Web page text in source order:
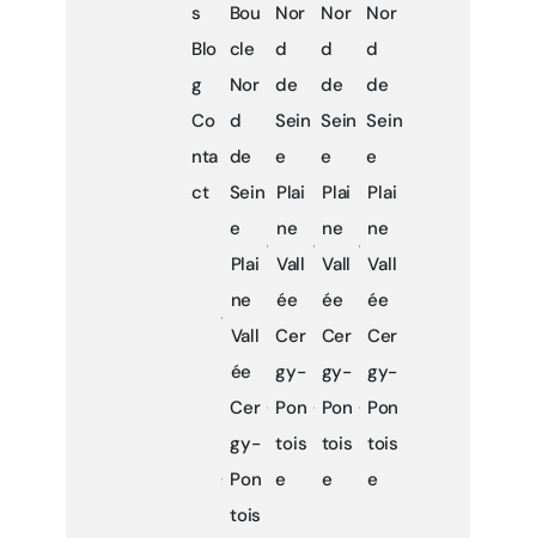
s
Blo
g
Co
nta
ct
Bou
cle
Nor
d
de
Sein
e
Plai
ne
Vall
ée
Cer
gy-
Pon
tois
Nor
d
de
Sein
e
Plai
ne
Vall
ée
Cer
gy-
Pon
tois
e
Nor
d
de
Sein
e
Plai
ne
Vall
ée
Cer
gy-
Pon
tois
e
Nor
d
de
Sein
e
Plai
ne
Vall
ée
Cer
gy-
Pon
tois
e